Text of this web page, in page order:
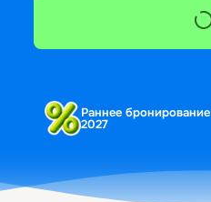
Раннее бронирование
2027